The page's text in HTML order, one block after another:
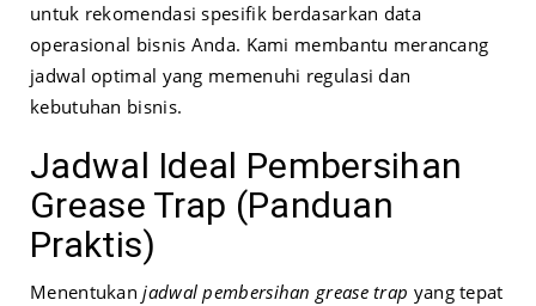
untuk rekomendasi spesifik berdasarkan data
operasional bisnis Anda. Kami membantu merancang
jadwal optimal yang memenuhi regulasi dan
kebutuhan bisnis.
Jadwal Ideal Pembersihan
Grease Trap (Panduan
Praktis)
Menentukanjadwal pembersihan grease trap yang tepat